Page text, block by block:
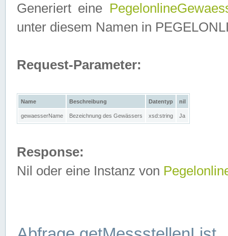
Generiert eine
unter diesem Namen in
Request-Parameter:
Name Beschreibung Datentyp nil
gewaesserName Bezeichnung des Gewässers xsd:string Ja
Response:
Nil oder eine Instanz von